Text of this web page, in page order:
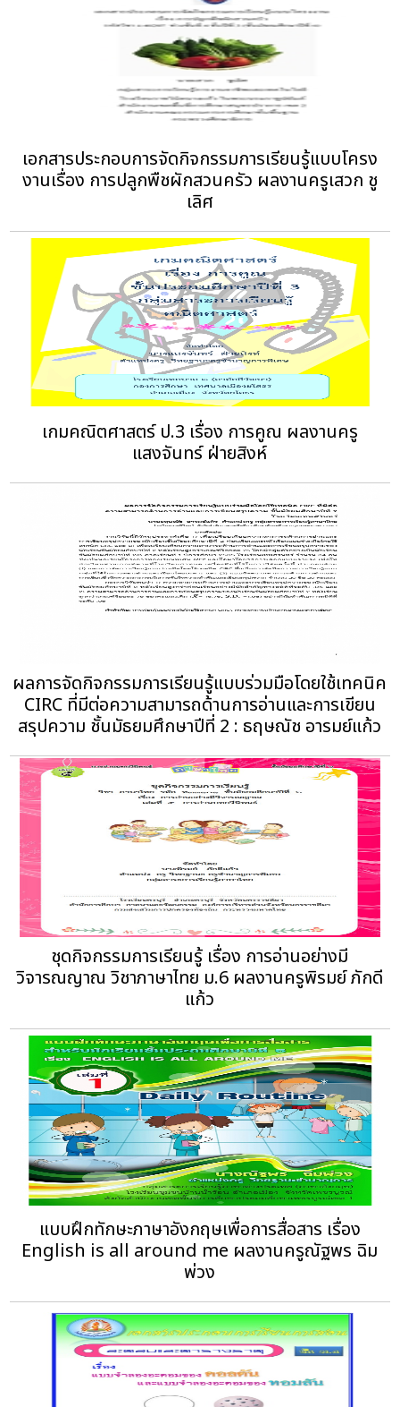
เอกสารประกอบการจัดกิจกรรมการเรียนรู้แบบโครง
งานเรื่อง การปลูกพืชผักสวนครัว ผลงานครูเสวก ชู
เลิศ
เกมคณิตศาสตร์ ป.3 เรื่อง การคูณ ผลงานครู
แสงจันทร์ ฝ่ายสิงห์
ผลการจัดกิจกรรมการเรียนรู้แบบร่วมมือโดยใช้เทคนิค
CIRC ที่มีต่อความสามารถด้านการอ่านและการเขียน
สรุปความ ชั้นมัธยมศึกษาปีที่ 2 : ธฤษณัช อารมย์แก้ว
ชุดกิจกรรมการเรียนรู้ เรื่อง การอ่านอย่างมี
วิจารณญาณ วิชาภาษาไทย ม.6 ผลงานครูพิรมย์ ภักดี
แก้ว
แบบฝึกทักษะภาษาอังกฤษเพื่อการสื่อสาร เรื่อง
English is all around me ผลงานครูณัฐพร ฉิม
พ่วง